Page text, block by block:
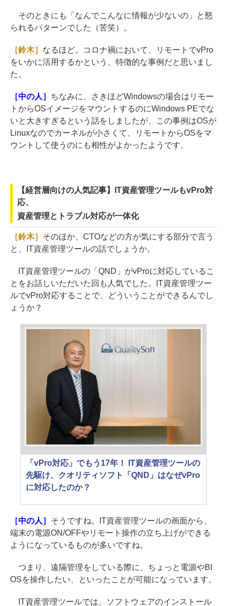
そのときにも「なんでこんなに情報が少ないの」と怒
られるパターンでした（苦笑）。
［鈴木］ なるほど。コロナ禍において、リモートでvPro
をいかに活用するかという、特徴的な事例だと思いまし
た。
［中の人］ ちなみに、さきほどWindowsの場合はリモー
トからOSイメージをマウントするのにWindows PEでな
いと大きすぎるという話をしましたが、この事例はOSが
Linuxなのでカーネルが小さくて、リモートからOSをマ
ウントして使うのにも相性がよかったようです。
【経営層向けの人気記事】IT資産管理ツールもvPro対
応、
資産管理とトラブル対応が一体化
［鈴木］ そのほか、CTOなどの方が気にする部分で言う
と、IT資産管理ツールの話でしょうか。
IT資産管理ツールの「QND」がvProに対応しているこ
とをお話しいただいた回も人気でした。IT資産管理ツー
ルでvPro対応することで、どういうことができるんでし
ょうか？
「vPro対応」でもう17年！ IT資産管理ツールの
先駆け、クオリティソフト「QND」はなぜvPro
に対応したのか？
［中の人］ そうですね。IT資産管理ツールの画面から、
端末の電源ON/OFFやリモート操作の立ち上げができる
ようになっているものが多いですね。
つまり、遠隔管理をしている際に、ちょっと電源やBI
OSを操作したい、といったことが可能になっています。
IT資産管理ツールでは、ソフトウェアのインストール